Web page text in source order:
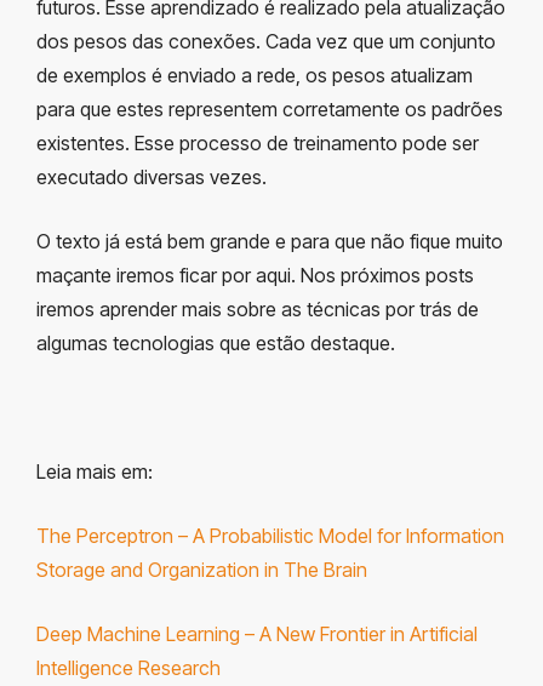
futuros. Esse aprendizado é realizado pela atualização
dos pesos das conexões. Cada vez que um conjunto
de exemplos é enviado a rede, os pesos atualizam
para que estes representem corretamente os padrões
existentes. Esse processo de treinamento pode ser
executado diversas vezes.
O texto já está bem grande e para que não fique muito
maçante iremos ficar por aqui. Nos próximos posts
iremos aprender mais sobre as técnicas por trás de
algumas tecnologias que estão destaque.
Leia mais em:
The Perceptron – A Probabilistic Model for Information
Storage and Organization in The Brain
Deep Machine Learning – A New Frontier in Artificial
Intelligence Research